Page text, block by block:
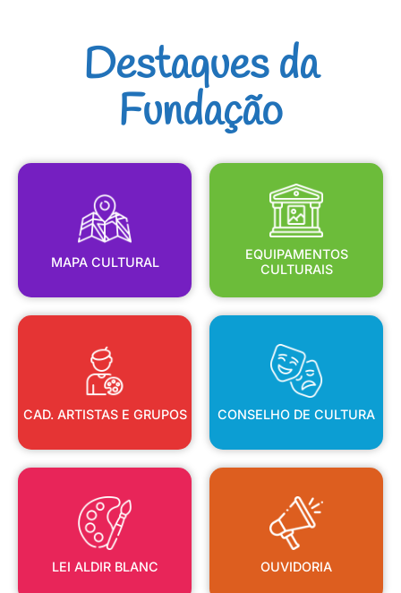
Destaques da
Fundação
MAPA CULTURAL
MAPA CULTURAL
EQUIPAMENTOS
CULTURAIS
EQUIPAMENTOS
CULTURAIS
CAD. ARTISTAS E GRUPOS
CAD. ARTISTAS E GRUPOS
CONSELHO DE CULTURA
CONSELHO DE CULTURA
LEI ALDIR BLANC
LEI ALDIR BLANC
OUVIDORIA
OUVIDORIA